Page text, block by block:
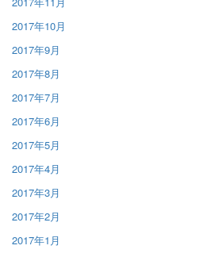
2017年10月
2017年9月
2017年8月
2017年7月
2017年6月
2017年5月
2017年4月
2017年3月
2017年2月
2017年1月